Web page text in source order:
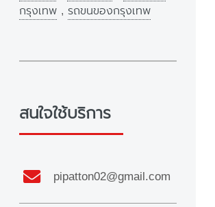
กรุงเทพ , รถขนของกรุงเทพ
สนใจใช้บริการ
pipatton02@gmail.com